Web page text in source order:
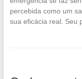
percebida como um
sua eficácia real. Seu